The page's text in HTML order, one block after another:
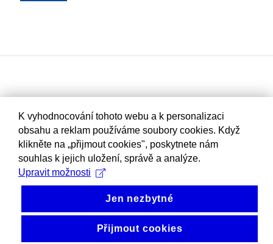
K vyhodnocování tohoto webu a k personalizaci
obsahu a reklam používáme soubory cookies. Když
klikněte na „přijmout cookies", poskytnete nám
souhlas k jejich uložení, správě a analýze.
Upravit možnosti
Jen nezbytné
Přijmout cookies